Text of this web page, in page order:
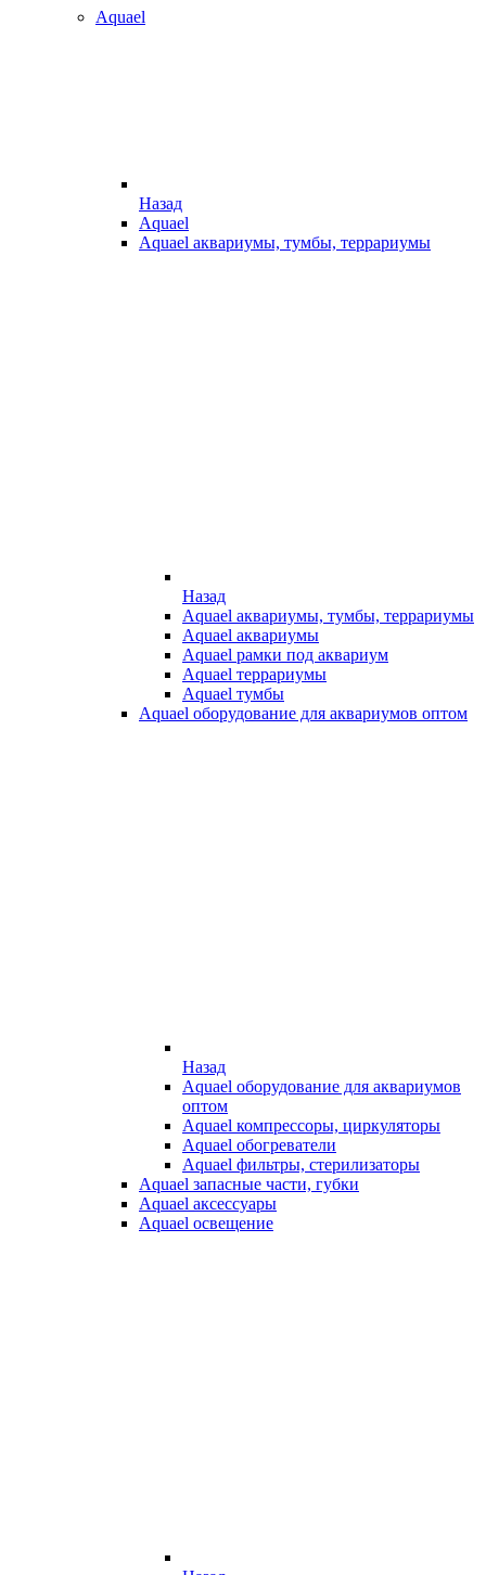
Aquael
Назад
Aquael
Aquael аквариумы, тумбы, террариумы
Назад
Aquael аквариумы, тумбы, террариумы
Aquael аквариумы
Aquael рамки под аквариум
Aquael террариумы
Aquael тумбы
Aquael оборудование для аквариумов оптом
Назад
Aquael оборудование для аквариумов
оптом
Aquael компрессоры, циркуляторы
Aquael обогреватели
Aquael фильтры, стерилизаторы
Aquael запасные части, губки
Aquael аксессуары
Aquael освещение